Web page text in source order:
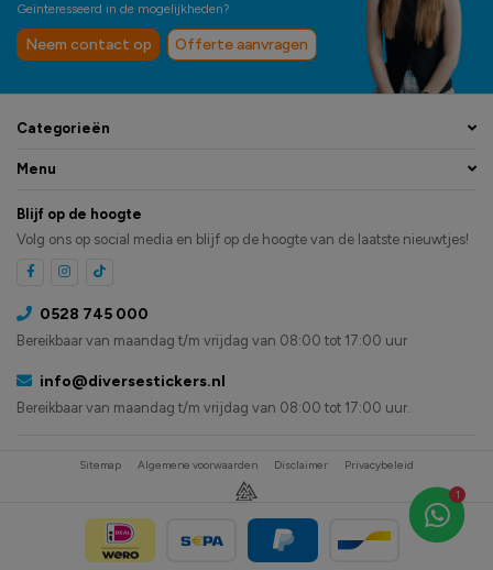
1
Geïnteresseerd in de mogelijkheden?
Neem contact op Offerte aanvragen
Categorieën
Menu
Blijf op de hoogte
Volg ons op social media en blijf op de hoogte van de laatste nieuwtjes!
0528 745 000
Bereikbaar van maandag t/m vrijdag van 08:00 tot 17:00 uur
info@diversestickers.nl
Bereikbaar van maandag t/m vrijdag van 08:00 tot 17:00 uur.
Sitemap Algemene voorwaarden Disclaimer Privacybeleid